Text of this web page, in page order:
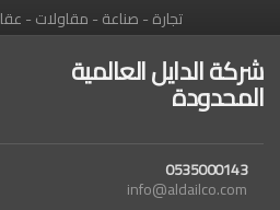
تجارة - صناعة - مقاولات -
شركة الدايل العالمية
المحدودة
0535000143
info@aldailco.com